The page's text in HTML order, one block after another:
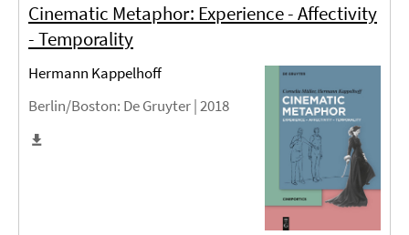
Cinematic Metaphor: Experience - Affectivity
- Temporality
Hermann Kappelhoff
Berlin/Boston: De Gruyter |2018